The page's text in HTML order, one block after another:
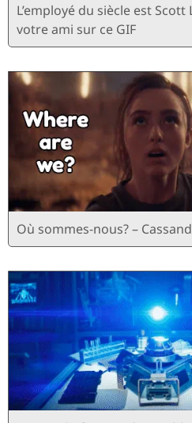
L’employé du siècle est
votre ami sur ce GIF
Où sommes-nous? –